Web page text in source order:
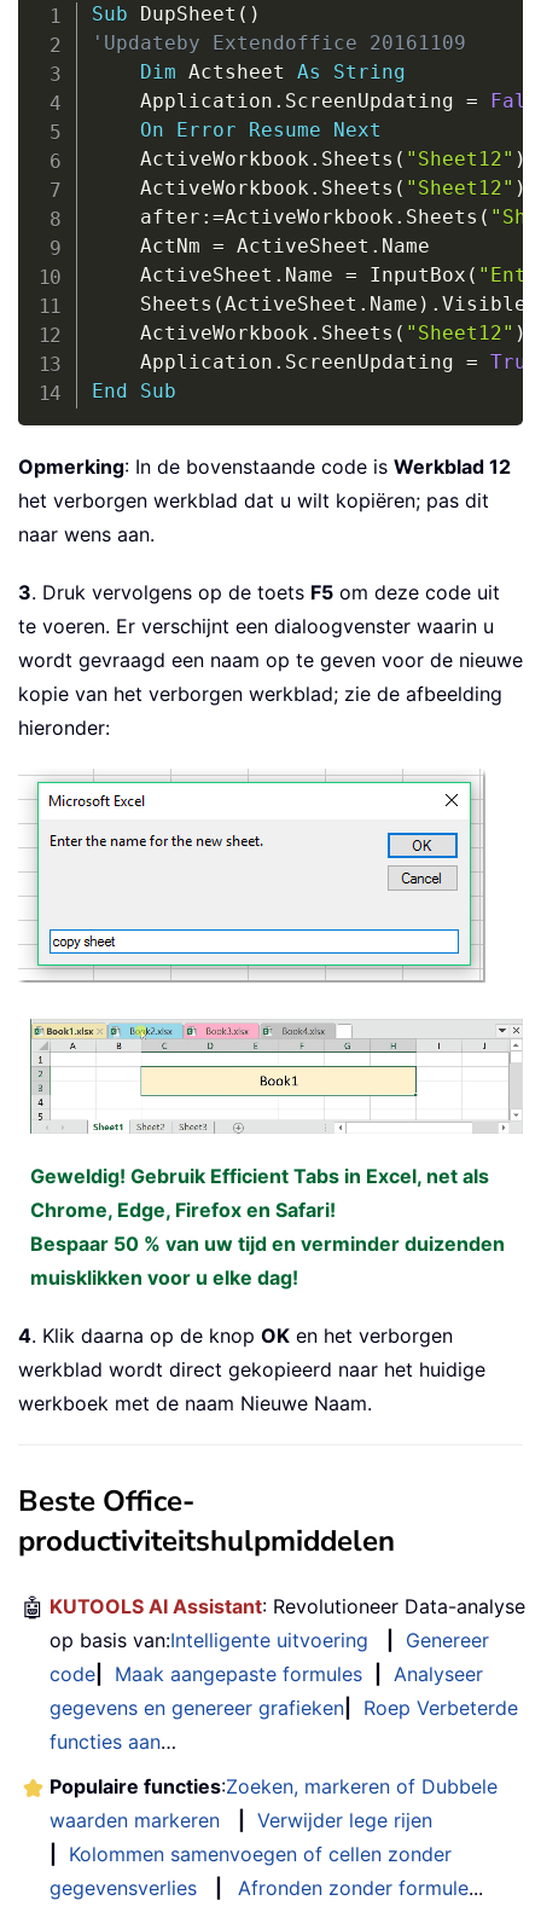
Sub DupSheet ( )
'Updateby Extendoffice 20161109
Dim Actsheet As
String
    Application
. ScreenUpdating =
On
Error Resume
Next
    ActiveWorkbook
. Sheets ( "Sheet12" )
    ActiveWorkbook
. Sheets ( "Sheet12" )
    after
: =ActiveWorkbook . Sheets (
    ActNm
= ActiveSheet . Name
    ActiveSheet
. Name = InputBox (
    Sheets
(ActiveSheet . Name ) . Visible
    ActiveWorkbook
. Sheets ( "Sheet12" )
    Application
. ScreenUpdating = True
End
Sub
Opmerking: In de bovenstaande code is Werkblad 12
het verborgen werkblad dat u wilt kopiëren; pas dit
naar wens aan.
3. Druk vervolgens op de toets F5 om deze code uit
te voeren. Er verschijnt een dialoogvenster waarin u
wordt gevraagd een naam op te geven voor de nieuwe
kopie van het verborgen werkblad; zie de afbeelding
hieronder:
Geweldig! Gebruik Efficient Tabs in Excel, net als
Chrome, Edge, Firefox en Safari!
Bespaar 50 % van uw tijd en verminder duizenden
muisklikken voor u elke dag!
4. Klik daarna op de knop OK en het verborgen
werkblad wordt direct gekopieerd naar het huidige
werkboek met de naam Nieuwe Naam.
Beste Office-
productiviteitshulpmiddelen
🤖 KUTOOLS AI Assistant: Revolutioneer Data-analyse
op basis van:Intelligente uitvoering
Genereer
code
Maak aangepaste formules
Analyseer
gegevens en genereer grafieken
Roep Verbeterde
functies aan…
Populaire functies:Zoeken, markeren of Dubbele
waarden markeren
Verwijder lege rijen
Kolommen samenvoegen of cellen zonder
gegevensverlies
Afronden zonder formule...